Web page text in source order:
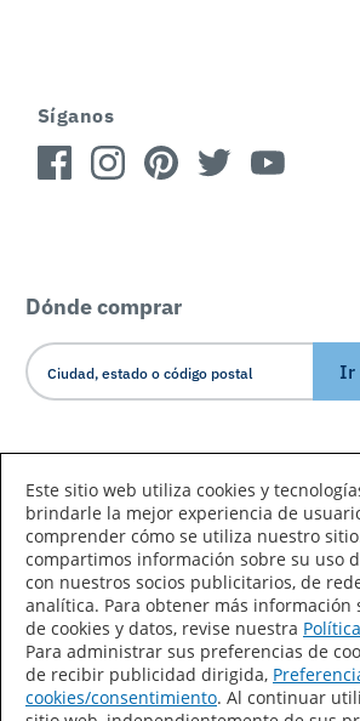
Síganos
Dónde comprar
Ir
Declaración de accesibilidad
Términos de uso
Privacidad
Este sitio web utiliza cookies y
brindarle la mejor experiencia de
comprender cómo se utiliza nuestro
compartimos información sobre su uso
con nuestros socios publicitarios, de
analítica. Para obtener más información
de cookies y datos, revise nuestra
Para administrar sus preferencias de
de recibir publicidad dirigida,
cookies/consentimiento. Al continuar